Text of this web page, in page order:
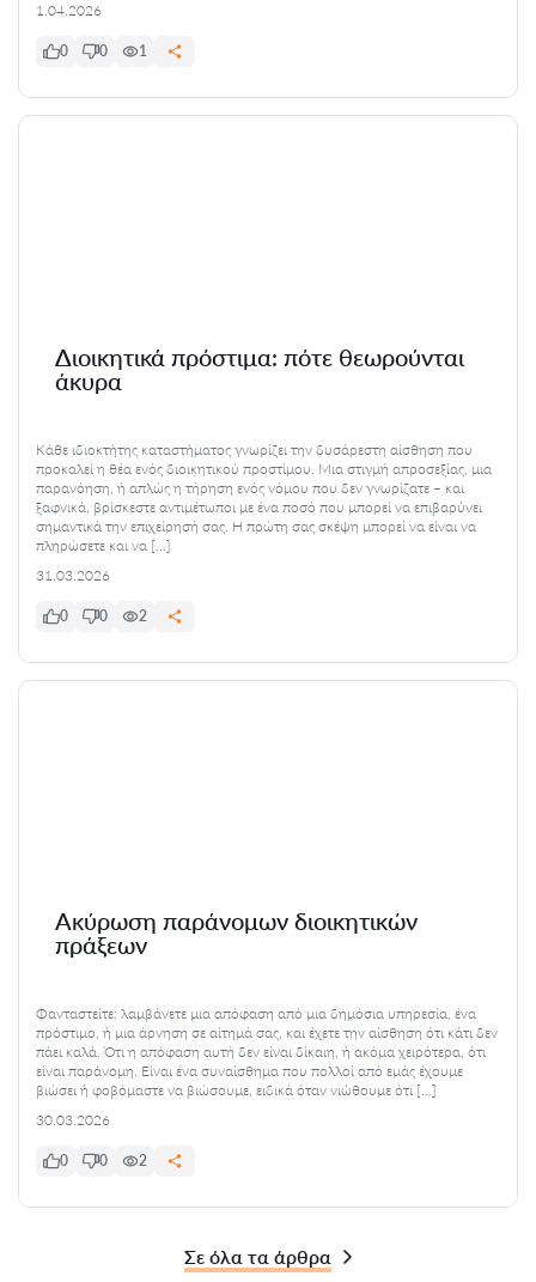
1.04.2026
0 0 1
Διοικητικά πρόστιμα: πότε θεωρούνται
άκυρα
Κάθε ιδιοκτήτης καταστήματος γνωρίζει την δυσάρεστη αίσθηση που
προκαλεί η θέα ενός διοικητικού προστίμου. Μια στιγμή απροσεξίας, μια
παρανόηση, ή απλώς η τήρηση ενός νόμου που δεν γνωρίζατε – και
ξαφνικά, βρίσκεστε αντιμέτωποι με ένα ποσό που μπορεί να επιβαρύνει
σημαντικά την επιχείρησή σας. Η πρώτη σας σκέψη μπορεί να είναι να
πληρώσετε και να […]
31.03.2026
0 0 2
Ακύρωση παράνομων διοικητικών
πράξεων
Φανταστείτε: λαμβάνετε μια απόφαση από μια δημόσια υπηρεσία, ένα
πρόστιμο, ή μια άρνηση σε αίτημά σας, και έχετε την αίσθηση ότι κάτι δεν
πάει καλά. Ότι η απόφαση αυτή δεν είναι δίκαιη, ή ακόμα χειρότερα, ότι
είναι παράνομη. Είναι ένα συναίσθημα που πολλοί από εμάς έχουμε
βιώσει ή φοβόμαστε να βιώσουμε, ειδικά όταν νιώθουμε ότι […]
30.03.2026
0 0 2
Σε όλα τα άρθρα